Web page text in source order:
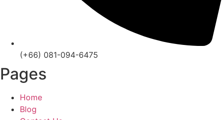
(+66) 081-094-6475
Pages
Home
Blog